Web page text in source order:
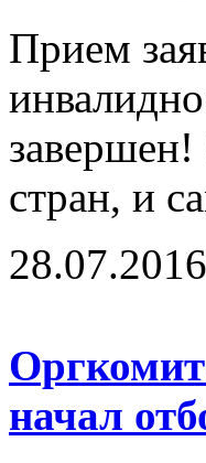
Прием
стран, и
28.07.2016
начал